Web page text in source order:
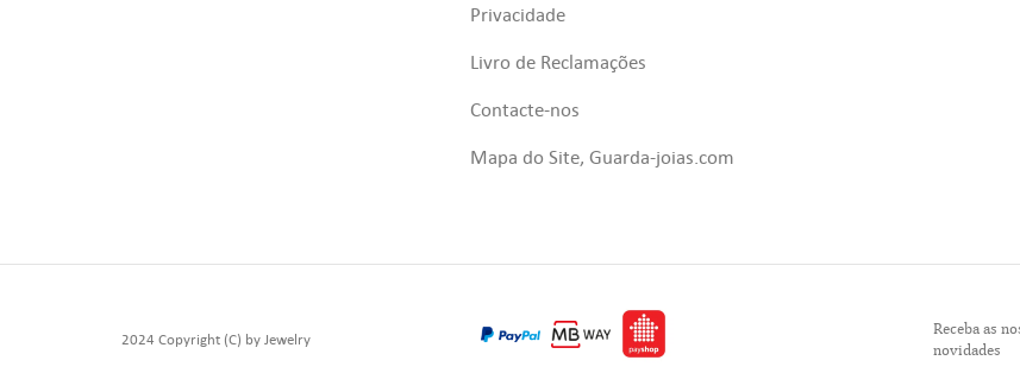
Privacidade
Livro de Reclamações
Contacte-nos
Mapa do Site, Guarda-joias.com
2024 Copyright (C) by Jewelry
Receba as
novidades